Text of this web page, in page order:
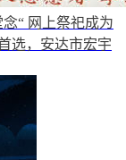
“ 网上祭祀成为
选，安达市宏宇